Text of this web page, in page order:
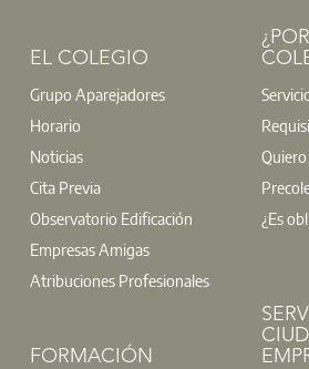
de la
arquitectos técnicos, hasta
técnicos municipales, investigadores
Cualquier interesado en colaborar y
ofrecerse.
EL COLEGIO
Grupo Aparejadores
Horario
Noticias
Cita Previa
Observatorio Edificación
Empresas Amigas
Atribuciones Profesionales
¿Es
FORMACIÓN